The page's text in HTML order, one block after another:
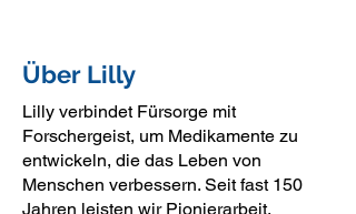
Über Lilly
Lilly verbindet Fürsorge mit
Forschergeist, um Medikamente zu
entwickeln, die das Leben von
Menschen verbessern. Seit fast 150
Jahren leisten wir Pionierarbeit,